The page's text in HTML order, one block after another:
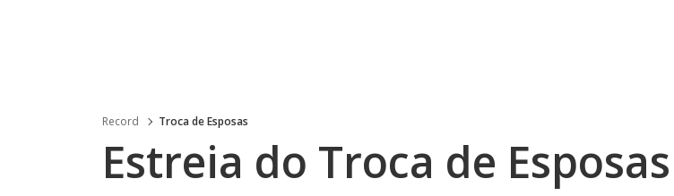
Record Troca de Esposas
Estreia do Troca de Esposas